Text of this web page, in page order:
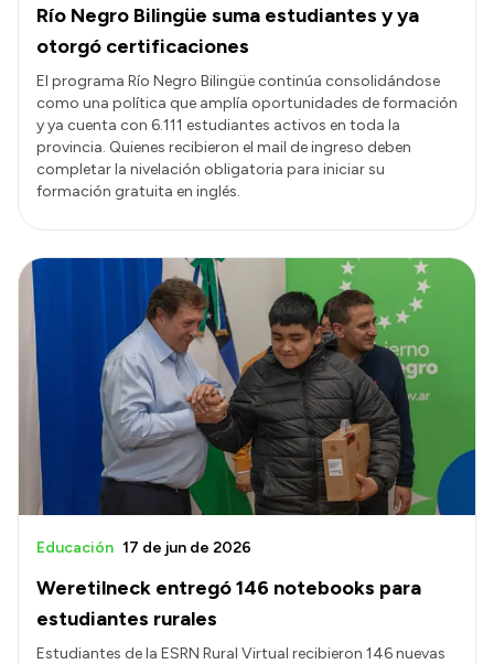
Río Negro Bilingüe suma estudiantes y ya
otorgó certificaciones
El programa Río Negro Bilingüe continúa consolidándose
como una política que amplía oportunidades de formación
y ya cuenta con 6.111 estudiantes activos en toda la
provincia. Quienes recibieron el mail de ingreso deben
completar la nivelación obligatoria para iniciar su
formación gratuita en inglés.
Weretilneck entregó 146 notebooks para
estudiantes rurales
Educación 17 de jun de 2026
Estudiantes de la ESRN Rural Virtual recibieron 146 nuevas